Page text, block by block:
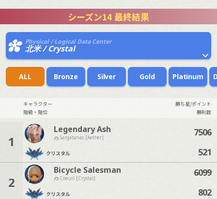
シーズン14 最終結果
Physical / Logical Data Center
北米 / Crystal
ALL Bronze Silver Gold Platinum
キャラクター
勝ち星/ポイント
階級・階位
勝利数
1
Legendary Ash
Sargatanas [Aether]
クリスタル
7506
521
2
Bicycle Salesman
Coeurl [Crystal]
クリスタル
6099
802